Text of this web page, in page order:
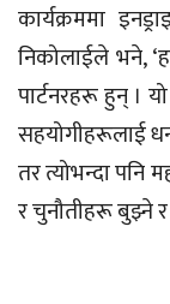
कार्यक्रममा
निकोलाईले भने,
पार्टनरहरू हुन् ।
सहयोगीहरूलाई
तर त्योभन्दा पनि
र चुनौतीहरू बुझ्ने